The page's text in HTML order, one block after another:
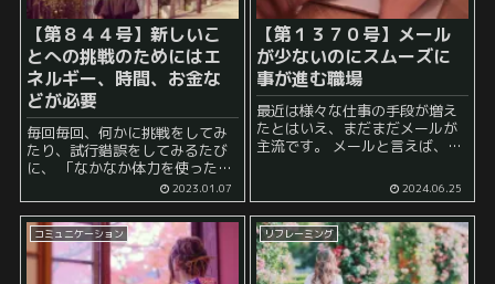
【第８４４号】新しいこ
とへの挑戦のためにはエ
ネルギー、時間、お金な
どが必要
毎回毎回、何かに挑戦をしてみ
たり、試行錯誤をしてみるたび
に、 「なかなか体力を使った
す。 やはり、新しいことという
物に対する慣れがないことが原
因でしょう。 普段の生活よりも
自ずと体力を...
2023.01.07
【第１３７０号】メール
が少ないのにスムーズに
事が進む職場
最近は様々な仕事の手段が増え
たとはいえ、まだまだメールが
主流です。 メールと言えば、そ
数が多すぎて困る」 「メールと
いうよりは細かいことをやりと
りするチャットに近...
2024.06.25
コミュニケーション リフレーミング